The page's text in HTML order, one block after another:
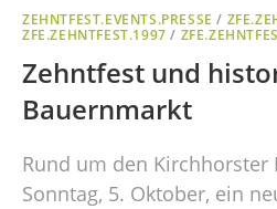
ZEHNTFEST.EVENTS.PRESSE /
ZFE.ZEHNTFEST.1997 /
Zehntfest und
Bauernmarkt
Rund um den
Sonntag, 5. Oktober, ein